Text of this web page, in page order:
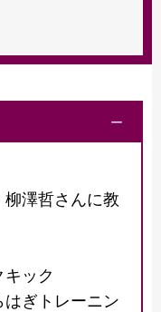
ー
澤哲さんに教
ック
ぎトレーニン